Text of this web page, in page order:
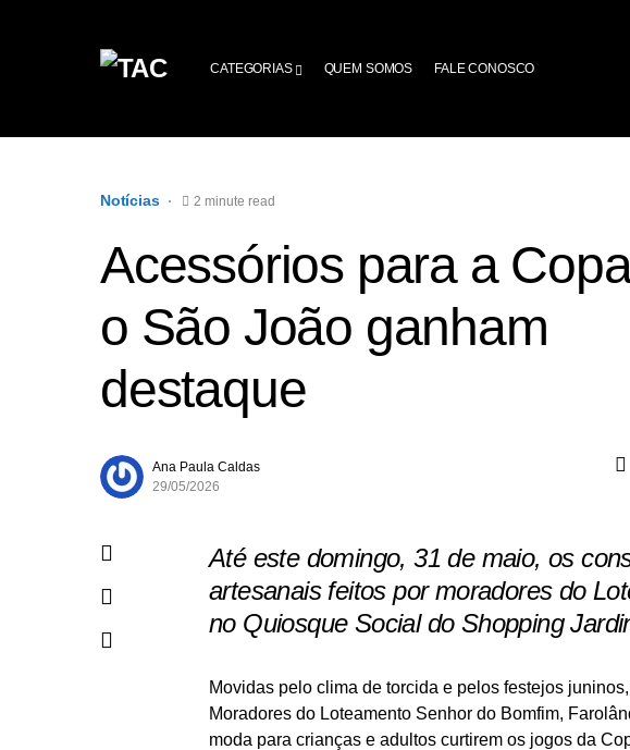
CATEGORIAS QUEM SOMOS FALE CONOSCO
Notícias 2 minute read
Acessórios para a
o São João ganham
destaque
Ana Paula Caldas
29/05/2026
Até este domingo, 31 de maio, os
artesanais feitos por moradores do
no Quiosque Social do Shopping
Movidas pelo clima de torcida e pelos festejos
Moradores do Loteamento Senhor do Bomfim,
moda para crianças e adultos curtirem os jogos da